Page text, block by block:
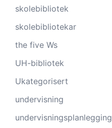
skolebibliotek
skolebibliotekar
the five Ws
UH-bibliotek
Ukategorisert
undervisning
undervisningsplanlegging